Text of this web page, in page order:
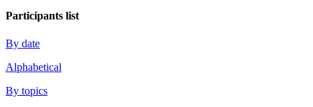
Participants list
By date
Alphabetical
By topics